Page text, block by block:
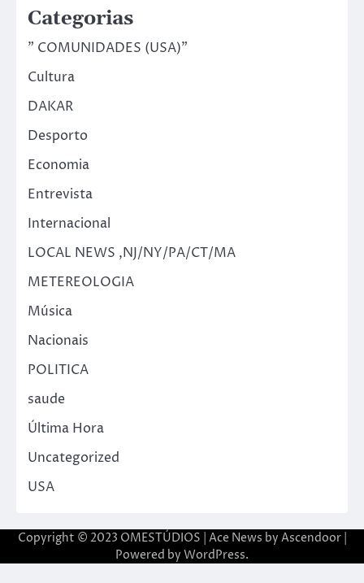
Categorias
" COMUNIDADES (USA)"
Cultura
DAKAR
Desporto
Economia
Entrevista
Internacional
LOCAL NEWS ,NJ/NY/PA/CT/MA
METEREOLOGIA
Música
Nacionais
POLITICA
saude
Última Hora
Uncategorized
USA
Copyright © 2023 OMESTÚDIOS | Ace News by Ascendoor|
Powered by WordPress.